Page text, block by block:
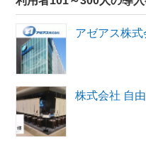
アゼアス株式
株式会社 自